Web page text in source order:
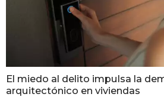
El miedo al delito impulsa la
arquitectónico en viviendas